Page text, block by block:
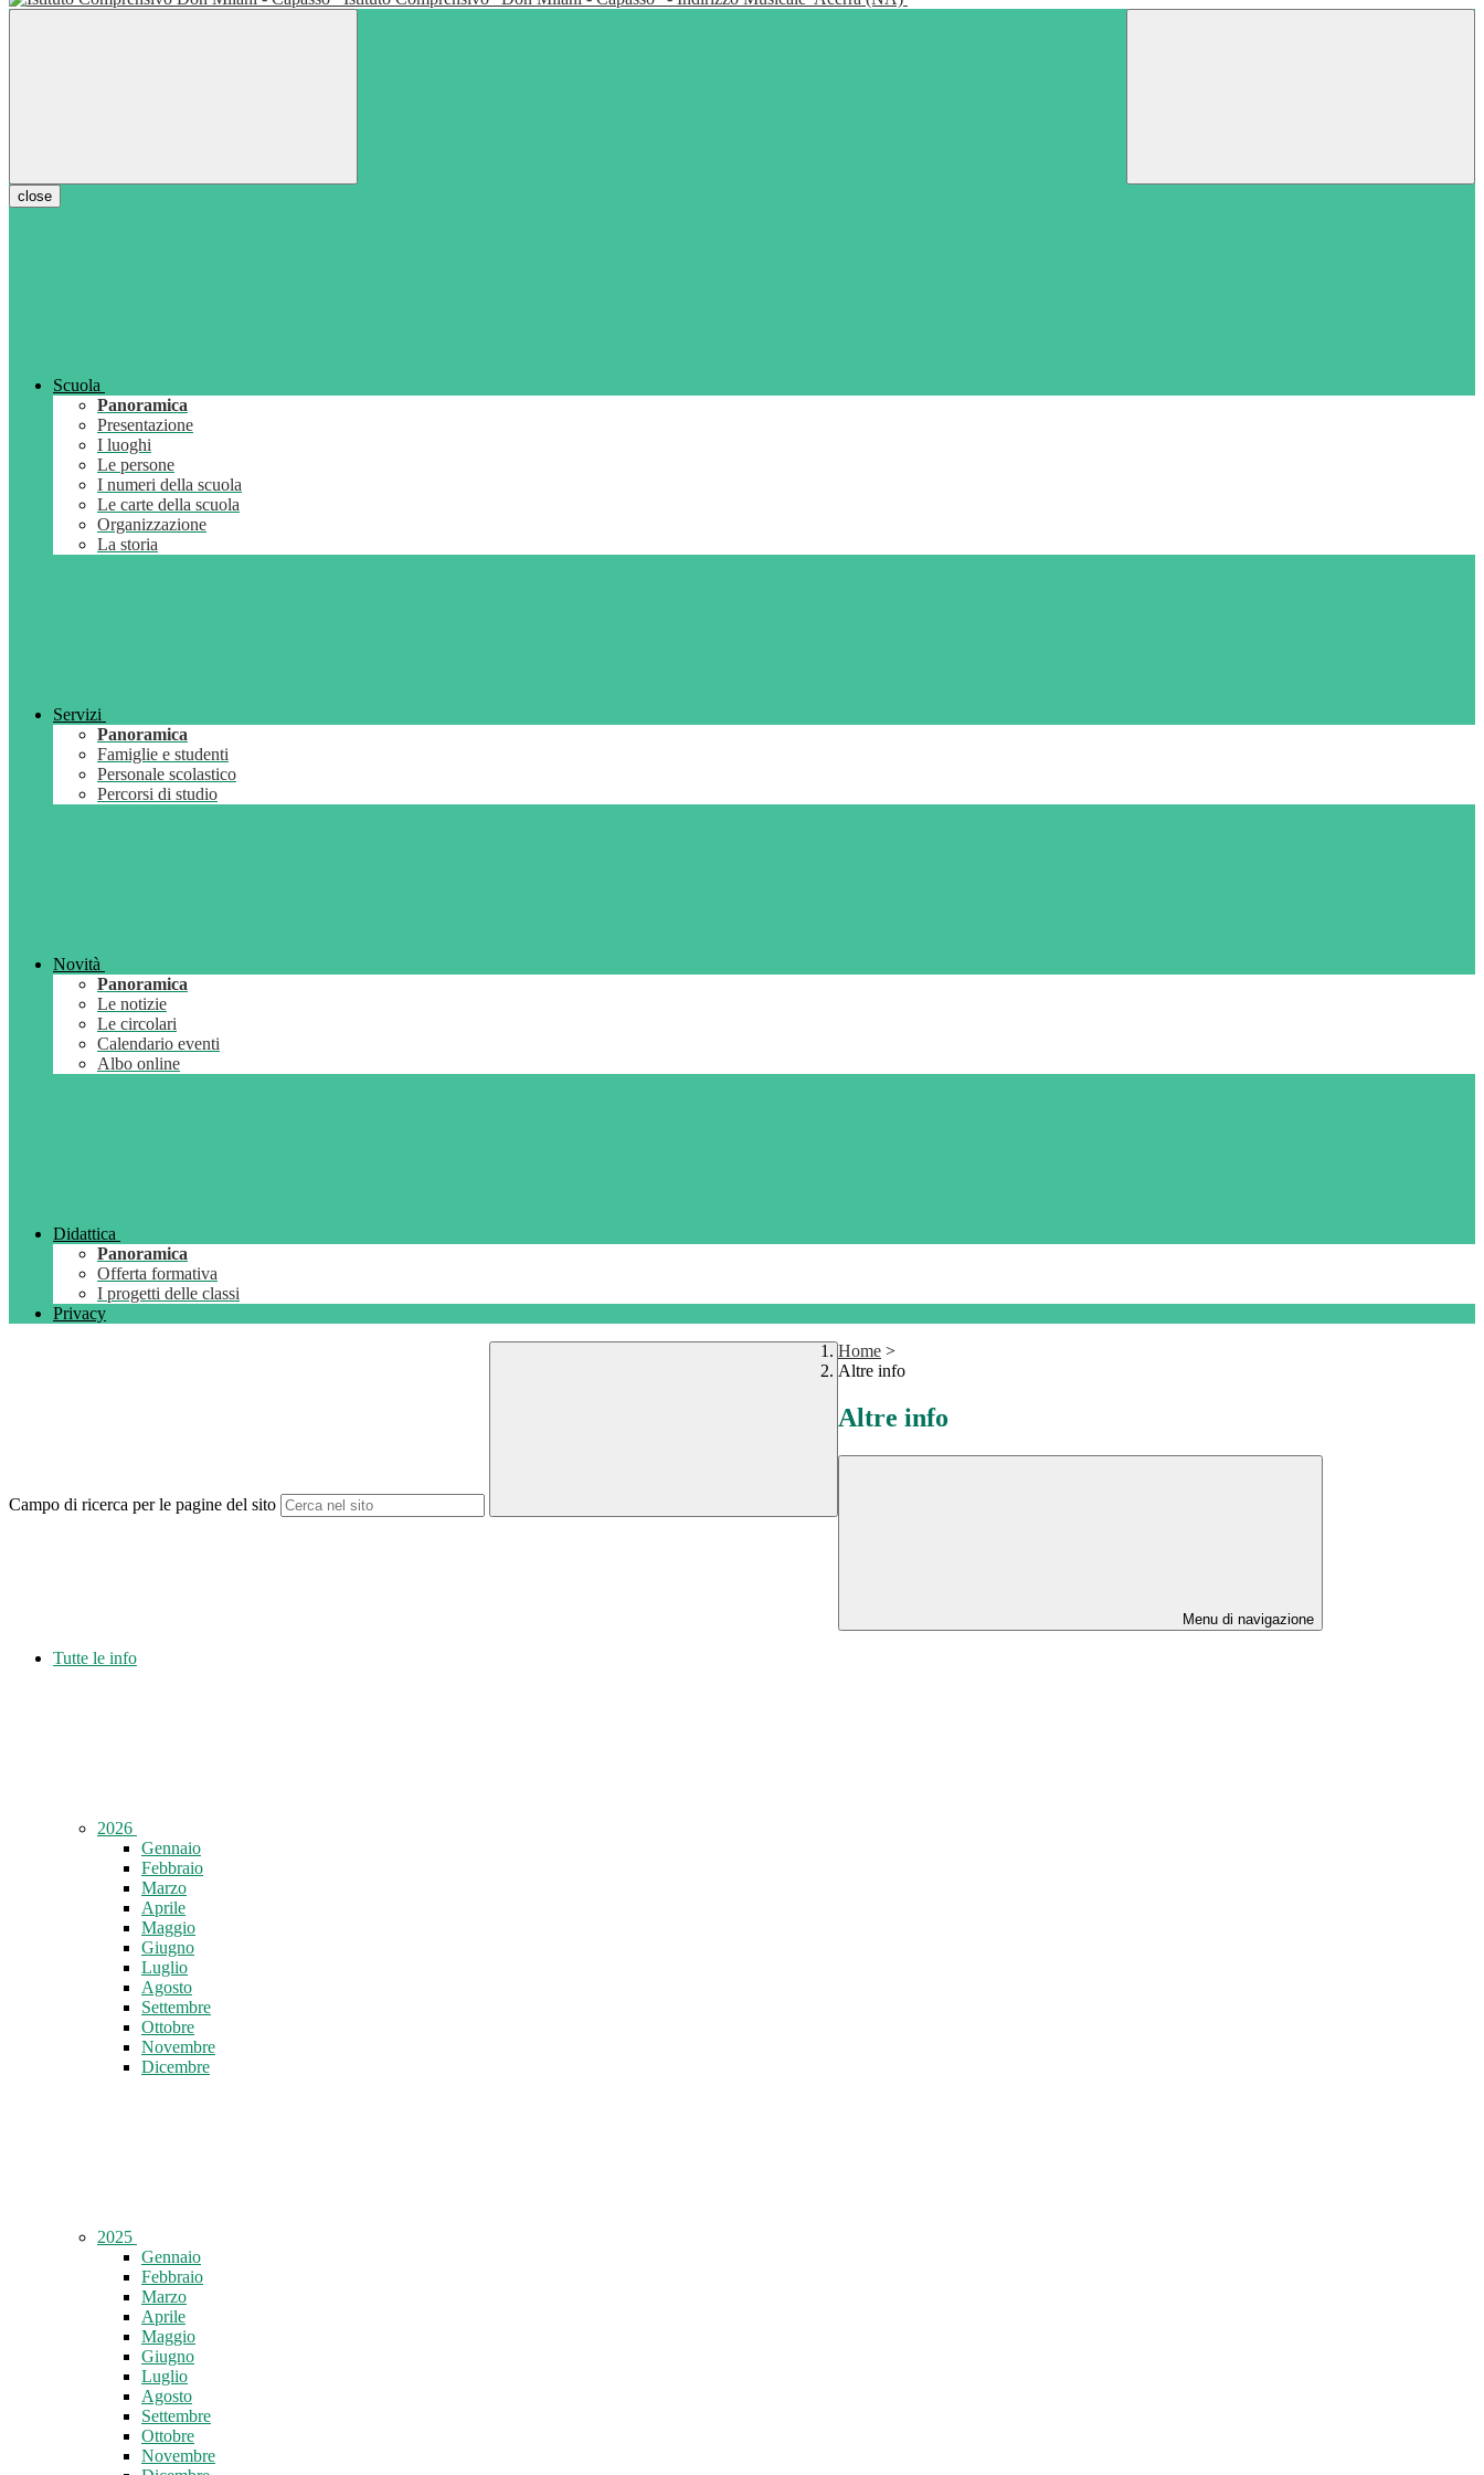
close
Scuola
Panoramica
Presentazione
I luoghi
Le persone
I numeri della scuola
Le carte della scuola
Organizzazione
La storia
Servizi
Panoramica
Famiglie e studenti
Personale scolastico
Percorsi di studio
Novità
Panoramica
Le notizie
Le circolari
Calendario eventi
Albo online
Didattica
Panoramica
Offerta formativa
I progetti delle classi
Privacy
Campo di ricerca per le pagine del sito
Home >
Altre info
Altre info
Menu di navigazione
Tutte le info
2026
Gennaio
Febbraio
Marzo
Aprile
Maggio
Giugno
Luglio
Agosto
Settembre
Ottobre
Novembre
Dicembre
2025
Gennaio
Febbraio
Marzo
Aprile
Maggio
Giugno
Luglio
Agosto
Settembre
Ottobre
Novembre